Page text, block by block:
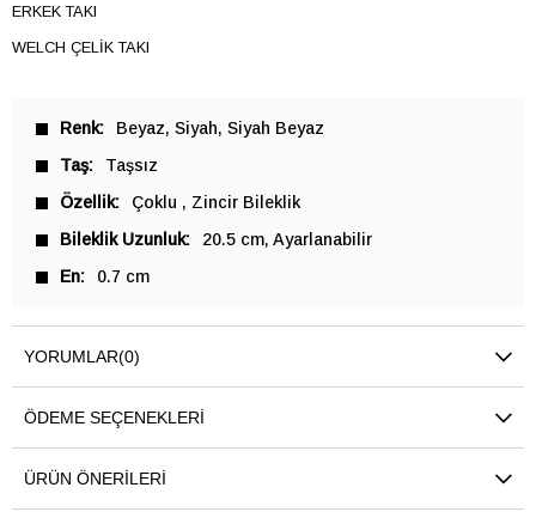
ERKEK TAKI
WELCH ÇELİK TAKI
Renk Beyaz Siyah Siyah Beyaz
Taş
Taşsız
Özellik
Çoklu
Zincir Bileklik
Bileklik Uzunluk
20.5 cm Ayarlanabilir
En
0.7 cm
YORUMLAR(0)
ÖDEME SEÇENEKLERI
ÜRÜN ÖNERILERI